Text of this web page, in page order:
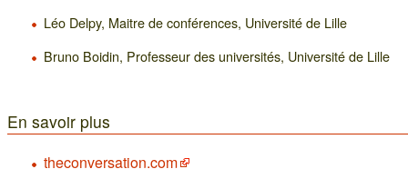
Léo Delpy, Maitre de conférences, Université de Lille
Bruno Boidin, Professeur des universités, Université de Lille
En savoir plus
theconversation.com